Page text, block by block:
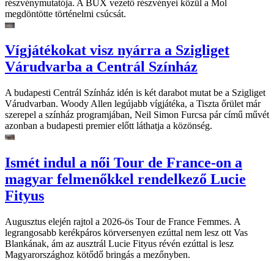
részvénymutatója. A BUX vezető részvényei közül a Mol
megdöntötte történelmi csúcsát.
Vígjátékokat visz nyárra a Szigliget
Várudvarba a Centrál Színház
A budapesti Centrál Színház idén is két darabot mutat be a Szigliget
Várudvarban. Woody Allen legújabb vígjátéka, a Tiszta őrület már
szerepel a színház programjában, Neil Simon Furcsa pár című művét
azonban a budapesti premier előtt láthatja a közönség.
Ismét indul a női Tour de France-on a
magyar felmenőkkel rendelkező Lucie
Fityus
Augusztus elején rajtol a 2026-ös Tour de France Femmes. A
legrangosabb kerékpáros körversenyen ezúttal nem lesz ott Vas
Blankának, ám az ausztrál Lucie Fityus révén ezúttal is lesz
Magyarországhoz kötődő bringás a mezőnyben.